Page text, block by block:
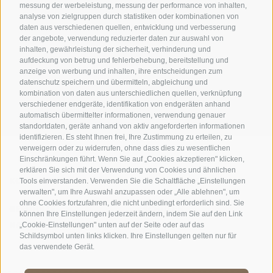
messung der werbeleistung, messung der performance von inhalten,
analyse von zielgruppen durch statistiken oder kombinationen von
daten aus verschiedenen quellen, entwicklung und verbesserung
der angebote, verwendung reduzierter daten zur auswahl von
inhalten, gewährleistung der sicherheit, verhinderung und
aufdeckung von betrug und fehlerbehebung, bereitstellung und
anzeige von werbung und inhalten, ihre entscheidungen zum
datenschutz speichern und übermitteln, abgleichung und
kombination von daten aus unterschiedlichen quellen, verknüpfung
verschiedener endgeräte, identifikation von endgeräten anhand
automatisch übermittelter informationen, verwendung genauer
standortdaten, geräte anhand von aktiv angeforderten informationen
identifizieren. Es steht Ihnen frei, Ihre Zustimmung zu erteilen, zu
verweigern oder zu widerrufen, ohne dass dies zu wesentlichen
Einschränkungen führt. Wenn Sie auf „Cookies akzeptieren" klicken,
erklären Sie sich mit der Verwendung von Cookies und ähnlichen
Tools einverstanden. Verwenden Sie die Schaltfläche „Einstellungen
verwalten", um Ihre Auswahl anzupassen oder „Alle ablehnen", um
ohne Cookies fortzufahren, die nicht unbedingt erforderlich sind. Sie
können Ihre Einstellungen jederzeit ändern, indem Sie auf den Link
„Cookie-Einstellungen" unten auf der Seite oder auf das
Schildsymbol unten links klicken. Ihre Einstellungen gelten nur für
das verwendete Gerät.
AMT FÜR DEN NATIONALPARK STILFSERJOCH
SOCIAL-MEDIA-RICHTLINIEN | IMPRESSUM | SITEMAP | COOKIE-RICHTLINIE
PRIVACY | Cookie Präferenzen
KONTAKTE BESUCHERZENTREN
GEFÜHRTE
NATURERLEBNISSE
SCHULEN